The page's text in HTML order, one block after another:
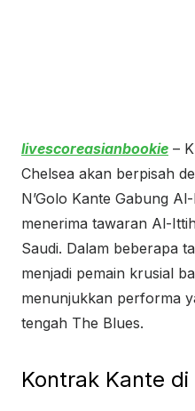
livescoreasianbookie –
Chelsea akan berpisah
N’Golo Kante Gabung
menerima tawaran Al-
Saudi. Dalam beberapa
menjadi pemain krusial
menunjukkan performa
tengah The Blues.
Kontrak Kante di